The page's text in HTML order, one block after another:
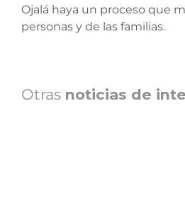
Ojalá haya un proceso que
personas y de las familias.
Otras noticias de